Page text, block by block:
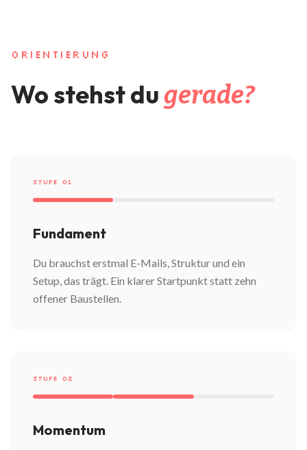
ORIENTIERUNG
Wo stehst du gerade?
STUFE 01
Fundament
Du brauchst erstmal E-Mails, Struktur und ein
Setup, das trägt. Ein klarer Startpunkt statt zehn
offener Baustellen.
STUFE 02
Momentum